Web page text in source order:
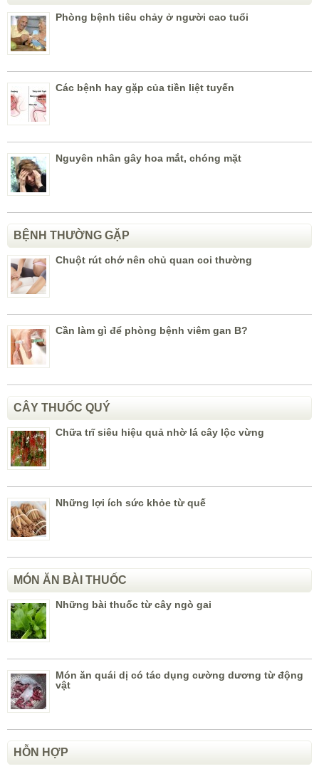
Phòng bệnh tiêu chảy ở người cao tuổi
Các bệnh hay gặp của tiền liệt tuyến
Nguyên nhân gây hoa mắt, chóng mặt
BỆNH THƯỜNG GẶP
Chuột rút chớ nên chủ quan coi thường
Cần làm gì để phòng bệnh viêm gan B?
CÂY THUỐC QUÝ
Chữa trĩ siêu hiệu quả nhờ lá cây lộc vừng
Những lợi ích sức khỏe từ quế
MÓN ĂN BÀI THUỐC
Những bài thuốc từ cây ngò gai
Món ăn quái dị có tác dụng cường dương từ động
vật
HỖN HỢP